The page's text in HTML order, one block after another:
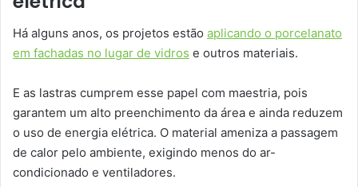
Há alguns anos, os projetos estão aplicando o porcelanato
em fachadas no lugar de vidros e outros materiais.
E as lastras cumprem esse papel com maestria, pois
garantem um alto preenchimento da área e ainda reduzem
o uso de energia elétrica. O material ameniza a passagem
de calor pelo ambiente, exigindo menos do ar-
condicionado e ventiladores.